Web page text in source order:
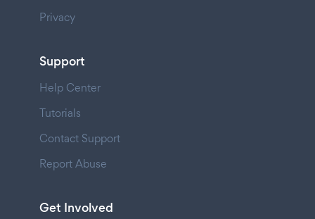
Privacy
Support
Help Center
Tutorials
Contact Support
Report Abuse
Get Involved